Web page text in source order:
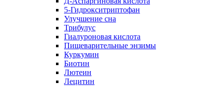
5-Гидрокситриптофан
Улучшение сна
Трибулус
Гиалуроновая кислота
Пищеварительные энзимы
Куркумин
Биотин
Лютеин
Лецитин